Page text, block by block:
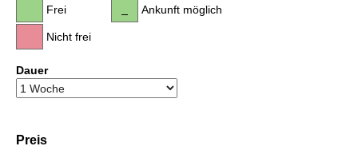
Frei
Nicht frei
Ankunft möglich
Dauer
Preis